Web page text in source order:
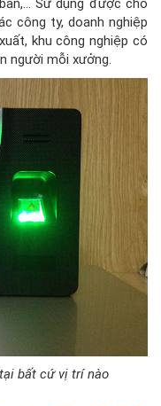
Sử dụng được cho
công ty, doanh nghiệp
khu công nghiệp có
người mỗi xưởng.
bất cứ vị trí nào